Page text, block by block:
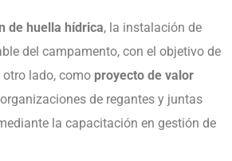
de huella hídrica, la instalación de
del campamento, con el objetivo de
lado, como proyecto de valor
de regantes y juntas
la capacitación en gestión de